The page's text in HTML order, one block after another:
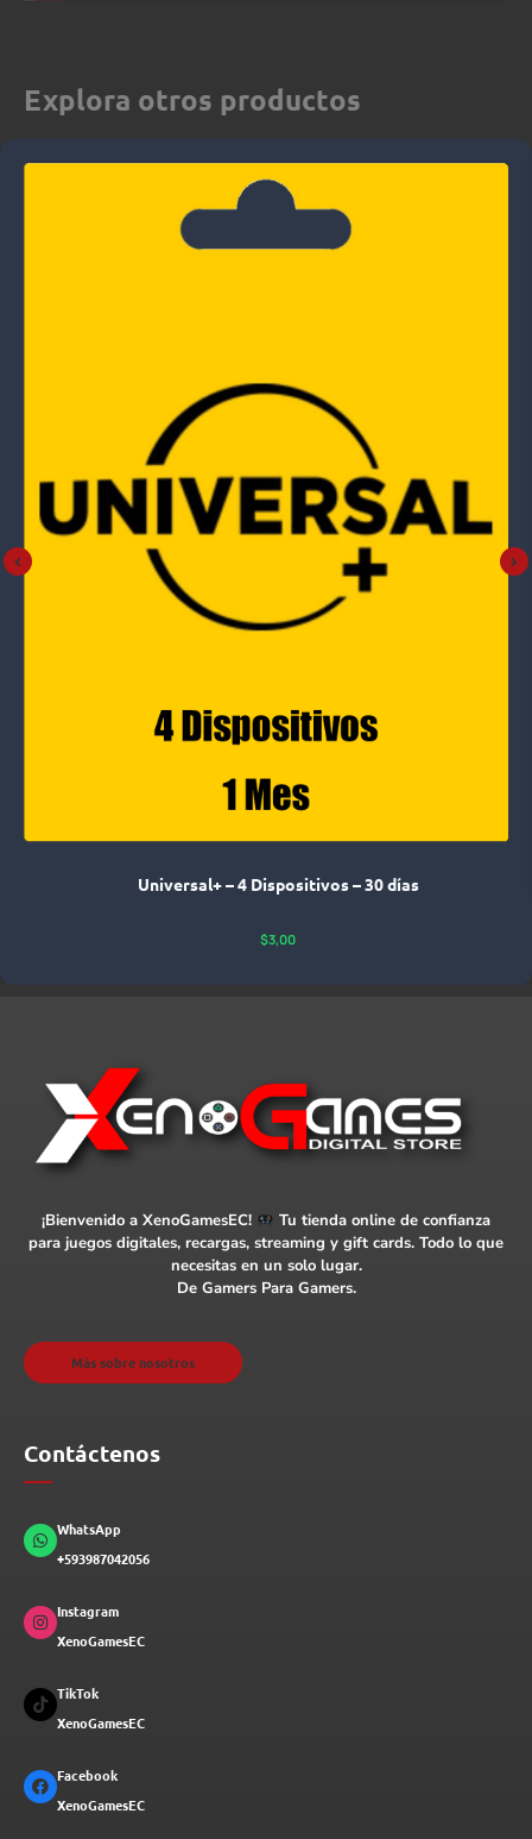
Explora otros productos
Universal+ – 4 Dispositivos – 30 días
$3,00
¡Bienvenido a XenoGamesEC!
Tu tienda online de confianza
para juegos digitales, recargas, streaming y gift cards. Todo lo que
necesitas en un solo lugar.
De Gamers Para Gamers.
Más sobre nosotros
Contáctenos
WhatsApp
+593987042056
Instagram
XenoGamesEC
TikTok
XenoGamesEC
Facebook
XenoGamesEC